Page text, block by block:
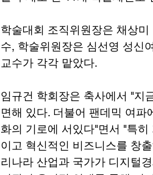
학술대회 조직위원장은 채상
수, 학술위원장은 심선영 성신
교수가 각각 맡았다.
임규건 학회장은 축사에서 "지
면해 있다. 더불어 팬데믹 여
화의 기로에 서있다"면서 "특
이고 혁신적인 비즈니스를 창
리나라 산업과 국가가 디지털